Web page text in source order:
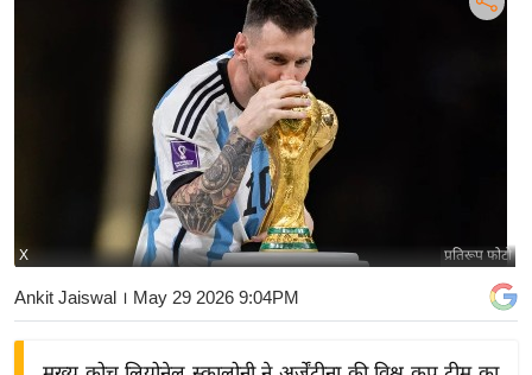
बि
ज़
ने
प्रतिरूप फोटो
X
Ankit Jaiswal । May 29 2026 9:04PM